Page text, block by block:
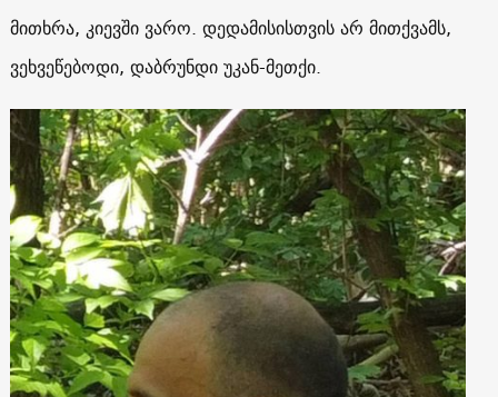
მითხრა, კიევში ვარო. დედამისისთვის არ მითქვამს,
ვეხვეწებოდი, დაბრუნდი უკან-მეთქი.